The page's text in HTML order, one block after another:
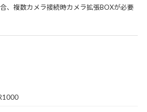
、複数カメラ接続時カメラ拡張BOXが必要